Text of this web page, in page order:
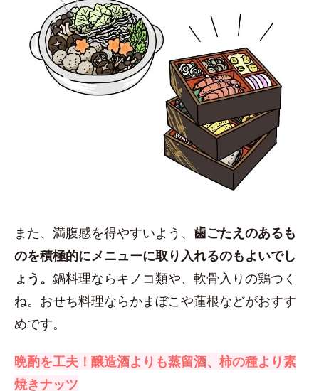
また、満腹感を得やすいよう、 歯ごたえのあるも
のを積極的にメニューに取り入れるのもよいでし
ょう。 鍋料理ならキノコ類や、軟骨入りの鶏つく
ね。おせち料理ならかまぼこや蓮根などがおすす
めです。
晩酌を工夫！醸造酒よりも蒸留酒、柿の種より素
焼きナッツ